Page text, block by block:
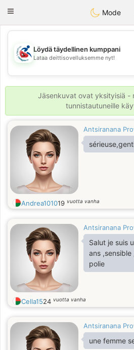
Handi
Toggle
Mode
💖
💕
Löydä täydellinen kumppani
Lataa deittisovelluksemme nyt!
Jäsenkuvat ovat yksityisiä -
tunnistautuneille
Antsiranana
Andrea101019 vuotta vanha
Antsiranana
Salut je suis
ans
polie
Cella1524 vuotta vanha
Antsiranana
une femme